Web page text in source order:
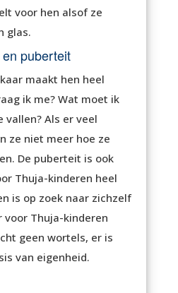
voor hen alsof ze
glas.
en puberteit
maakt hen heel
ik me? Wat moet ik
vallen? Als er veel
ze niet meer hoe ze
De puberteit is ook
Thuja-kinderen heel
is op zoek naar zichzelf
voor Thuja-kinderen
geen wortels, er is
van eigenheid.